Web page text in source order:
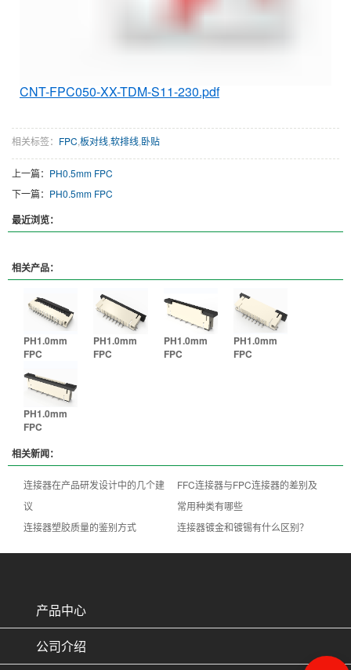
CNT-FPC050-XX-TDM-S11-230.pdf
相关标签： FPC 板对线软排线 卧贴
上一篇： PH0.5mm FPC
下一篇： PH0.5mm FPC
最近浏览：
相关产品：
PH1.0mm
FPC
PH1.0mm
FPC
PH1.0mm
FPC
PH1.0mm
FPC
PH1.0mm
FPC
相关新闻：
连接器在产品研发设计中的几个建
议
FFC连接器与FPC连接器的差别及
常用种类有哪些
连接器塑胶质量的鉴别方式
连接器镀金和镀锡有什么区别？
产品中心
公司介绍